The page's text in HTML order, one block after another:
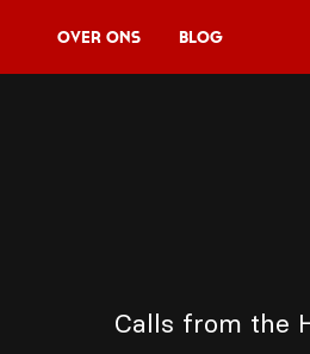
Over Ons Blog
Calls from the